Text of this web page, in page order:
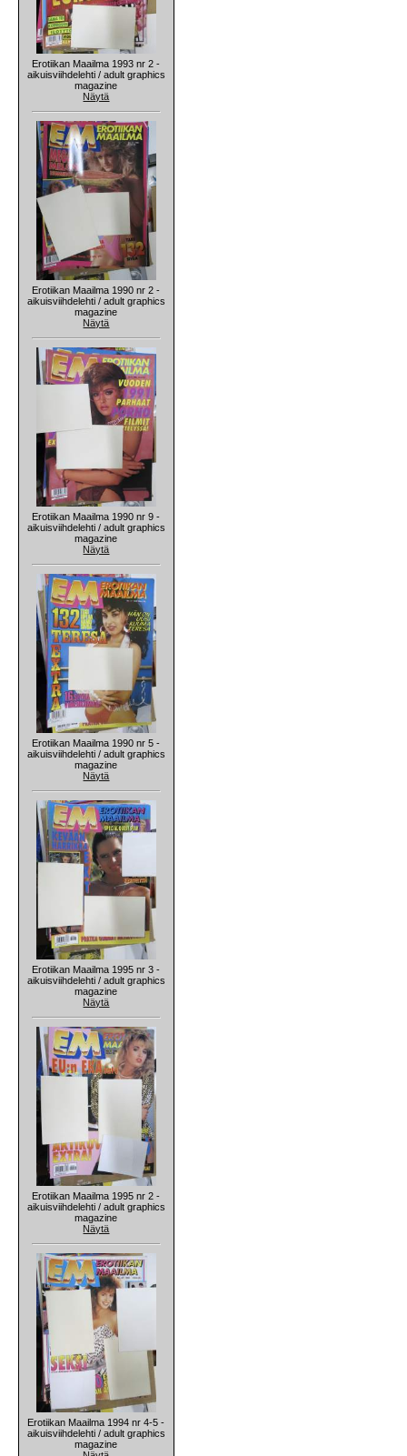
Erotiikan Maailma 1993 nr 2 -
aikuisviihdelehti / adult graphics
magazine
Näytä
Erotiikan Maailma 1990 nr 2 -
aikuisviihdelehti / adult graphics
magazine
Näytä
Erotiikan Maailma 1990 nr 9 -
aikuisviihdelehti / adult graphics
magazine
Näytä
Erotiikan Maailma 1990 nr 5 -
aikuisviihdelehti / adult graphics
magazine
Näytä
Erotiikan Maailma 1995 nr 3 -
aikuisviihdelehti / adult graphics
magazine
Näytä
Erotiikan Maailma 1995 nr 2 -
aikuisviihdelehti / adult graphics
magazine
Näytä
Erotiikan Maailma 1994 nr 4-5 -
aikuisviihdelehti / adult graphics
magazine